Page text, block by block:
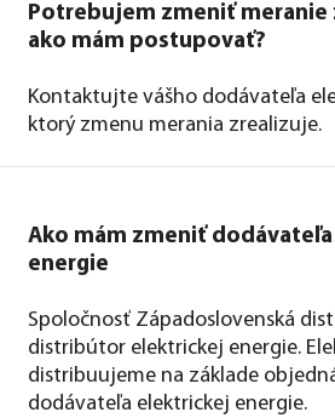
Potrebujem zmeniť meranie
ako mám postupovať?
Kontaktujte vášho dodávateľa
ktorý zmenu merania zrealizuje.
Ako mám zmeniť
energie
Spoločnosť Západoslovenská
distribútor elektrickej energie.
distribuujeme na základe
dodávateľa elektrickej energie.